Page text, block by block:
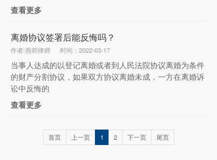
查看更多
离婚协议签署后能反悔吗？
作者:燕郊律师 时间：2022-03-17
当事人达成的以登记离婚或者到人民法院协议离婚为条件
的财产分割协议，如果双方协议离婚未成，一方在离婚诉
讼中反悔的
查看更多
首页 上一页 1 2 下一页 尾页